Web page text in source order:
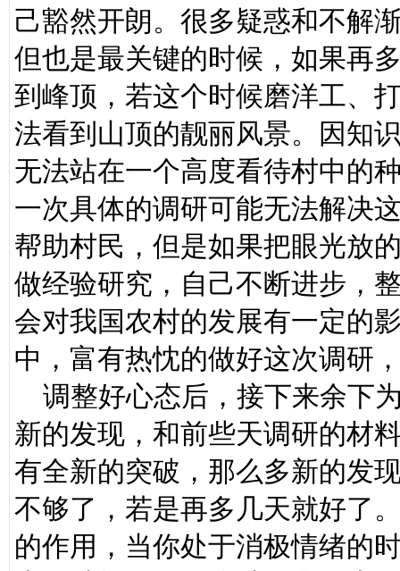
己豁然开朗。很多疑惑和不解
但也是最关键的时候，如果再
到峰顶，若这个时候磨洋工、
法看到山顶的靓丽风景。因知
无法站在一个高度看待村中的
一次具体的调研可能无法解决
帮助村民，但是如果把眼光放
做经验研究，自己不断进步，
会对我国农村的发展有一定的
中，富有热忱的做好这次调研
调整好心态后，接下来余下
新的发现，和前些天调研的材
有全新的突破，那么多新的发
不够了，若是再多几天就好了
的作用，当你处于消极情绪的